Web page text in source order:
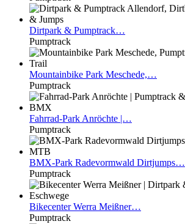
Dirtpark & Pumptrack…
Pumptrack
Mountainbike Park Meschede,…
Pumptrack
Fahrrad-ParkAnröchte |…
Pumptrack
BMX-Park Radevormwald Dirtjumps…
Pumptrack
BikecenterWerra Meißner…
Pumptrack